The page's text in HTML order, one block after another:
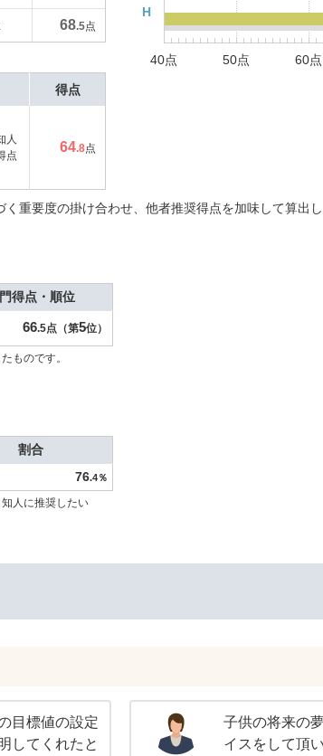
68.5点
H
40点 50点 60点
得点
人
点
64.8点
重要度の掛け合わせ、他者推奨得点を加味して算出し
得点・順位
66.5点（第5位）
ものです。
割合
76.4％
人に推奨したい
目標値の設定
してくれたと
子供の将来の
イスをして頂